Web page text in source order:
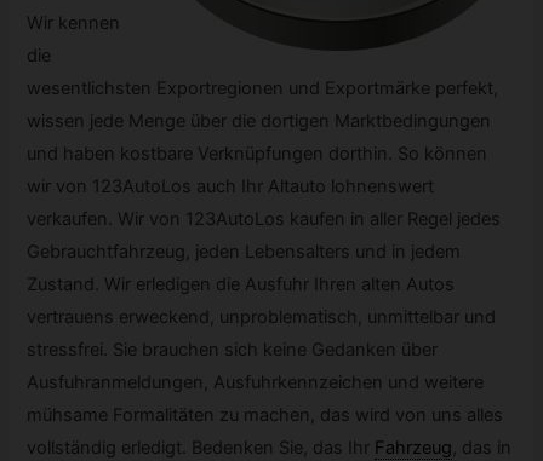
Wir kennen
die
wesentlichsten Exportregionen und Exportmärke perfekt,
wissen jede Menge über die dortigen Marktbedingungen
und haben kostbare Verknüpfungen dorthin. So können
wir von 123AutoLos auch Ihr Altauto lohnenswert
verkaufen. Wir von 123AutoLos kaufen in aller Regel jedes
Gebrauchtfahrzeug, jeden Lebensalters und in jedem
Zustand. Wir erledigen die Ausfuhr Ihren alten Autos
vertrauens erweckend, unproblematisch, unmittelbar und
stressfrei. Sie brauchen sich keine Gedanken über
Ausfuhranmeldungen, Ausfuhrkennzeichen und weitere
mühsame Formalitäten zu machen, das wird von uns alles
vollständig erledigt. Bedenken Sie, das Ihr Fahrzeug, das in